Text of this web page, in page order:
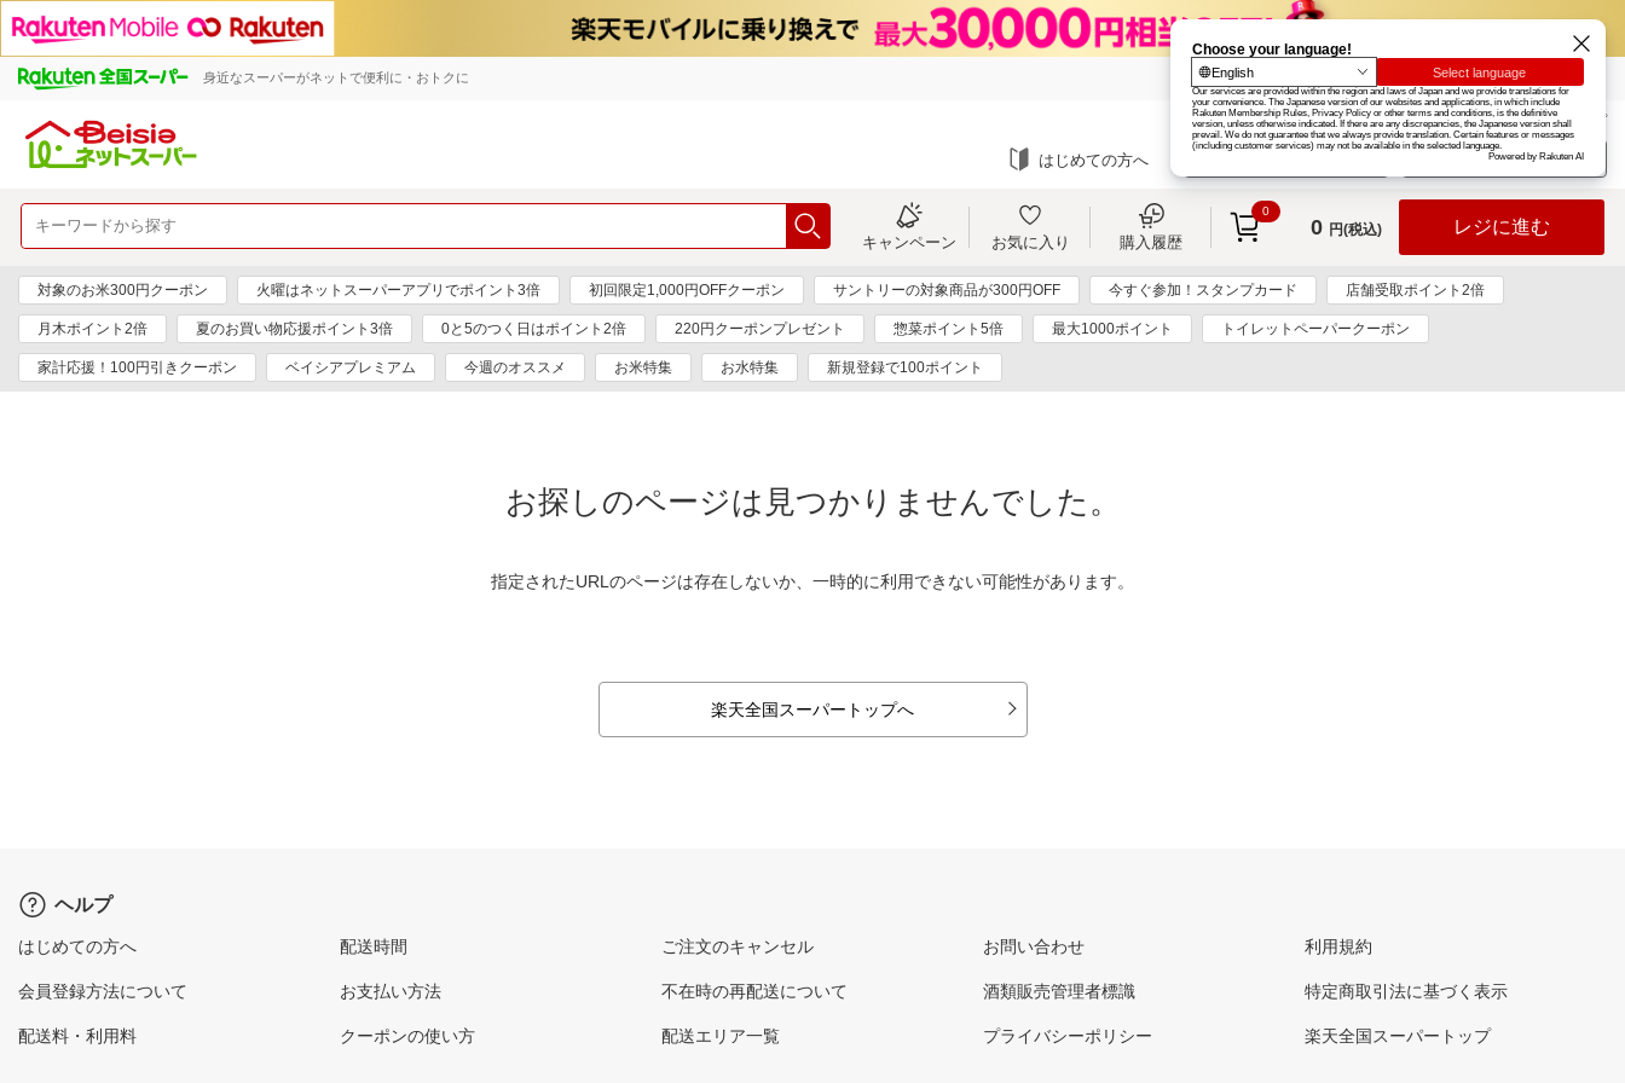
身近なスーパーがネットで便利に・おトクに 楽天グループ カード
お知らせ ヘルプ
はじめての方へ ログイン
キャンペーン お気に入り 購入履歴
0
0 円(税込) レジに進む
対象のお米300円クーポン 火曜はネットスーパーアプリでポイント3倍 初回限定1,000円OFFクーポン サントリーの対象商品が300円OFF 今すぐ参加！スタンプカード 店舗受取ポイント2倍
月木ポイント2倍 夏のお買い物応援ポイント3倍 0と5のつく日はポイント2倍 220円クーポンプレゼント 惣菜ポイント5倍 最大1000ポイント トイレットペーパークーポン
家計応援！100円引きクーポン ベイシアプレミアム 今週のオススメ お米特集 お水特集 新規登録で100ポイント
お探しのページは見つかりませんでした。
指定されたURLのページは存在しないか、一時的に利用できない可能性があります。
楽天全国スーパートップへ
ヘルプ
はじめての方へ
会員登録方法について
配送料・利用料
配送時間
お支払い方法
クーポンの使い方
ご注文のキャンセル
不在時の再配送について
配送エリア一覧
お問い合わせ
酒類販売管理者標識
プライバシーポリシー
利用規約
特定商取引法に基づく表示
楽天全国スーパートップ